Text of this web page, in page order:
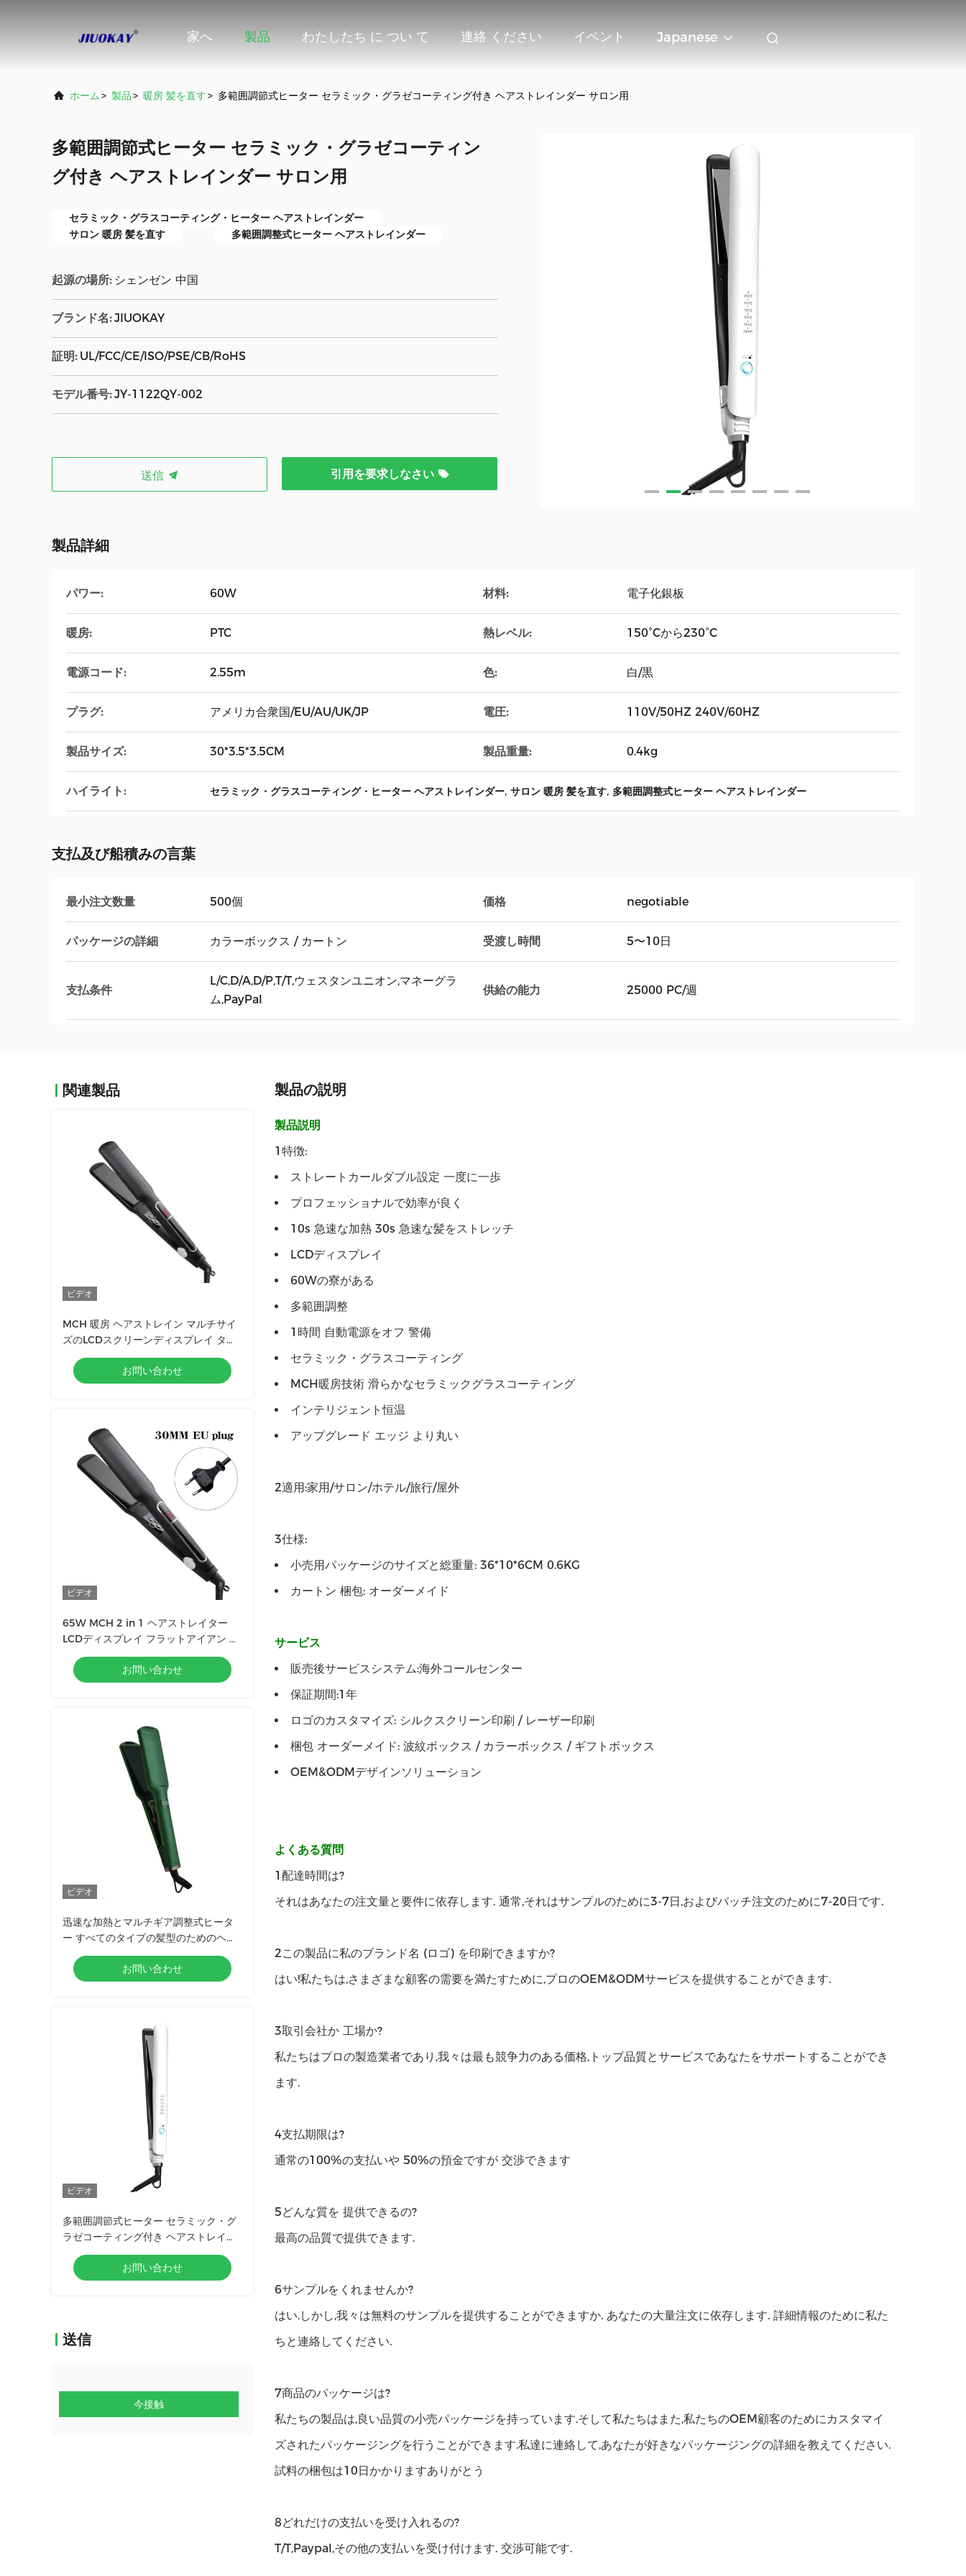
家へ 製品 わたしたち に つい て 連絡 ください イベント Japanese
ホーム> 製品> 暖房 髪を直す> 多範囲調節式ヒーター セラミック・グラゼコーティング付き ヘアストレインダー サロン用
多範囲調節式ヒーター セラミック・グラゼコーティン
グ付き ヘアストレインダー サロン用
セラミック・グラスコーティング・ヒーター ヘアストレインダー
サロン 暖房 髪を直す
多範囲調整式ヒーター ヘアストレインダー
起源の場所: シェンゼン 中国
ブランド名: JIUOKAY
証明: UL/FCC/CE/ISO/PSE/CB/RoHS
モデル番号: JY-1122QY-002
送信 引用を要求しなさい
製品詳細
パワー: 60W 材料: 電子化銀板
暖房: PTC 熱レベル: 150°Cから230°C
電源コード: 2.55m 色: 白/黒
プラグ: アメリカ合衆国/EU/AU/UK/JP 電圧: 110V/50HZ 240V/60HZ
製品サイズ: 30*3.5*3.5CM 製品重量: 0.4kg
ハイライト: セラミック・グラスコーティング・ヒーター ヘアストレインダー, サロン 暖房 髪を直す, 多範囲調整式ヒーター ヘアストレインダー
支払及び船積みの言葉
最小注文数量 500個 価格 negotiable
パッケージの詳細 カラーボックス / カートン 受渡し時間 5〜10日
支払条件
L/C,D/A,D/P,T/T,ウェスタンユニオン,マネーグラ
ム,PayPal
供給の能力 25000 PC/週
関連製品
ビデオ
MCH 暖房 ヘアストレイン マルチサイ
ズのLCDスクリーンディスプレイ タッ
チ操作 プロのツール
お問い合わせ
ビデオ
65W MCH 2 in 1 ヘアストレイター
LCDディスプレイ フラットアイアン マ
ルチ機能ヘアカーラー 3サイズパネル
お問い合わせ
ビデオ
迅速な加熱とマルチギア調整式ヒータ
ー すべてのタイプの髪型のためのヘア
ストレインダー
お問い合わせ
ビデオ
多範囲調節式ヒーター セラミック・グ
ラゼコーティング付き ヘアストレイン
ダー サロン用
お問い合わせ
送信
今接触
製品の説明
製品説明
1特徴:
ストレートカールダブル設定 一度に一歩
プロフェッショナルで効率が良く
10s 急速な加熱 30s 急速な髪をストレッチ
LCDディスプレイ
60Wの寮がある
多範囲調整
1時間 自動電源をオフ 警備
セラミック・グラスコーティング
MCH暖房技術 滑らかなセラミックグラスコーティング
インテリジェント恒温
アップグレード エッジ より丸い
2適用:家用/サロン/ホテル/旅行/屋外
3仕様:
小売用パッケージのサイズと総重量: 36*10*6CM 0.6KG
カートン 梱包: オーダーメイド
サービス
販売後サービスシステム:海外コールセンター
保証期間:1年
ロゴのカスタマイズ: シルクスクリーン印刷 / レーザー印刷
梱包 オーダーメイド: 波紋ボックス / カラーボックス / ギフトボックス
OEM&ODMデザインソリューション
よくある質問
1配達時間は?
それはあなたの注文量と要件に依存します. 通常,それはサンプルのために3-7日,およびバッチ注文のために7-20日です.
2この製品に私のブランド名 (ロゴ) を印刷できますか?
はい!私たちは,さまざまな顧客の需要を満たすために,プロのOEM&ODMサービスを提供することができます.
3取引会社か 工場か?
私たちはプロの製造業者であり,我々は最も競争力のある価格,トップ品質とサービスであなたをサポートすることができ
ます.
4支払期限は?
通常の100%の支払いや 50%の預金ですが 交渉できます
5どんな質を 提供できるの?
最高の品質で提供できます.
6サンプルをくれませんか?
はい.しかし,我々は無料のサンプルを提供することができますか. あなたの大量注文に依存します. 詳細情報のために私た
ちと連絡してください.
7商品のパッケージは?
私たちの製品は,良い品質の小売パッケージを持っています.そして私たちはまた,私たちのOEM顧客のためにカスタマイ
ズされたパッケージングを行うことができます.私達に連絡して,あなたが好きなパッケージングの詳細を教えてください.
試料の梱包は10日かかりますありがとう
8どれだけの支払いを受け入れるの?
T/T,Paypal,その他の支払いを受け付けます. 交渉可能です.